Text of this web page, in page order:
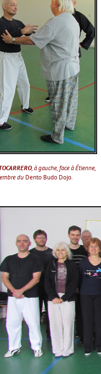
, à gauche, face à Étienne,
du Dento Budo Dojo.